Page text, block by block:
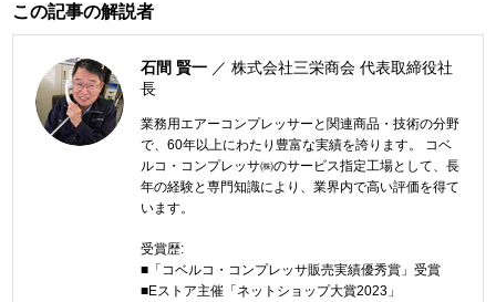
この記事の解説者
石間 賢一 ／ 株式会社三栄商会 代表取締役社
長
業務用エアーコンプレッサーと関連商品・技術の分野
で、60年以上にわたり豊富な実績を誇ります。 コベ
ルコ・コンプレッサ㈱のサービス指定工場として、長
年の経験と専門知識により、業界内で高い評価を得て
います。
受賞歴:
■「コベルコ・コンプレッサ販売実績優秀賞」受賞
■Eストア主催「ネットショップ大賞2023」